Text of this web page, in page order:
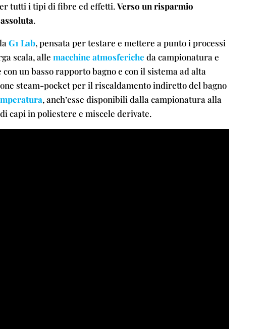
tutti i tipi di fibre ed effetti.Verso un risparmio
.
G1 Lab, pensata per testare e mettere a punto i processi
scala, alle macchine atmosferiche da campionatura e
un basso rapporto bagno e con il sistema ad alta
steam-pocket per il riscaldamento indiretto del bagno
, anch’esse disponibili dalla campionatura alla
capi in poliestere e miscele derivate.